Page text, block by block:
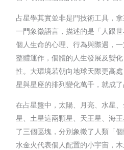
占星學其實並非是門技術工具，
一門象徵語言，描述的是「人跟
個人生命的心理、行為與際遇，
整體運作，個體的人生發展及變
性。大環境若朝向地球天際更高
星與星座的排列變化萬千，就成了
在占星盤中，太陽、月亮、水星
星、土星這兩顆星、天王星、海
了三個區塊，分別象徵了人類「
水金火代表個人配置的小宇宙，